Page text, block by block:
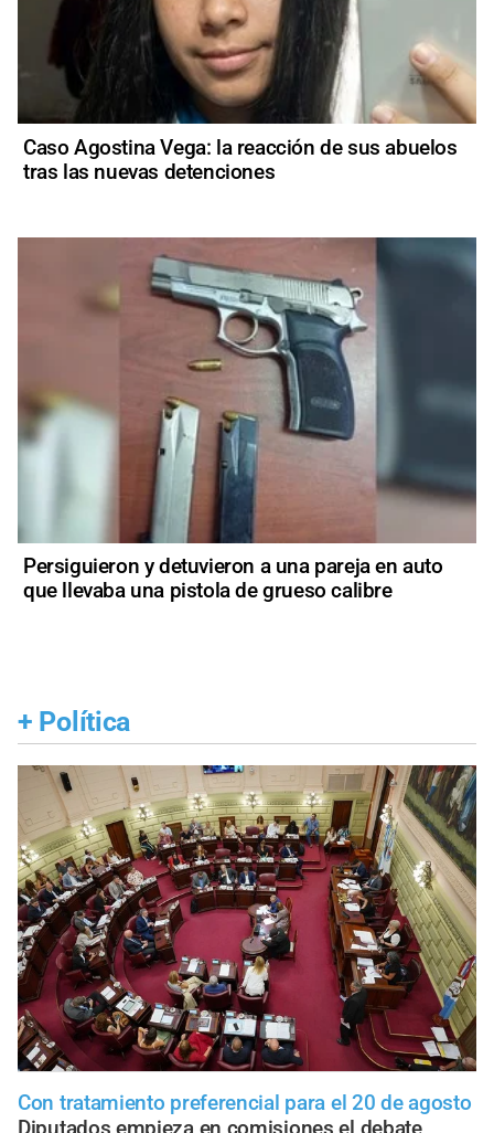
Caso Agostina Vega: la reacción de sus abuelos
tras las nuevas detenciones
Persiguieron y detuvieron a una pareja en auto
que llevaba una pistola de grueso calibre
+ Política
Con tratamiento preferencial para el 20 de agosto